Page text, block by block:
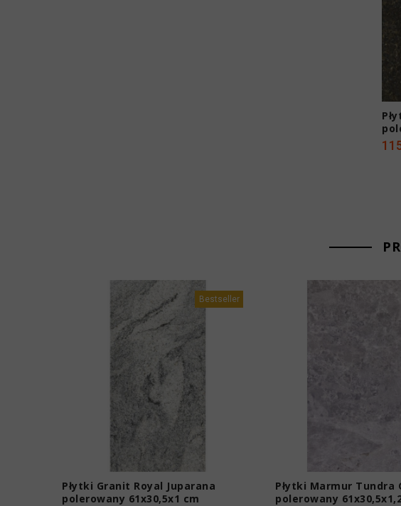
Bestseller
Płytki Granit Royal Juparana
polerowany 61x30,5x1 cm
Płytki Marmur Tundra
polerowany